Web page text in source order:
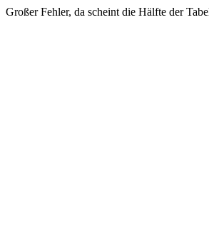
Großer Fehler, da scheint die Hälfte der